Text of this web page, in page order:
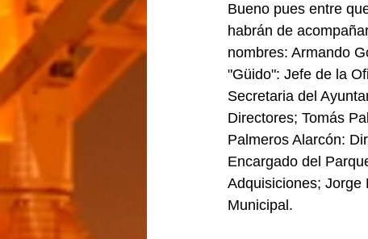
Bueno pues entre
habrán de
nombres: Armando
"Güido": Jefe de la
Secretaria del
Directores; Tomás
Palmeros Alarcón:
Encargado del
Adquisiciones; Jorge
Municipal.